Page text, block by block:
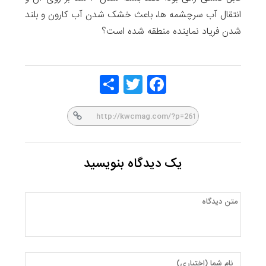
انتقال آب سرچشمه ها، باعث خشک شدن آب کارون و بلند
شدن فریاد نماینده منطقه شده است؟
Face
book
Twitt
er
یک دیدگاه بنویسید